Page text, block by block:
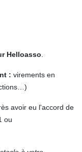
Helloasso
: virements en
avoir eu l'accord de
ou